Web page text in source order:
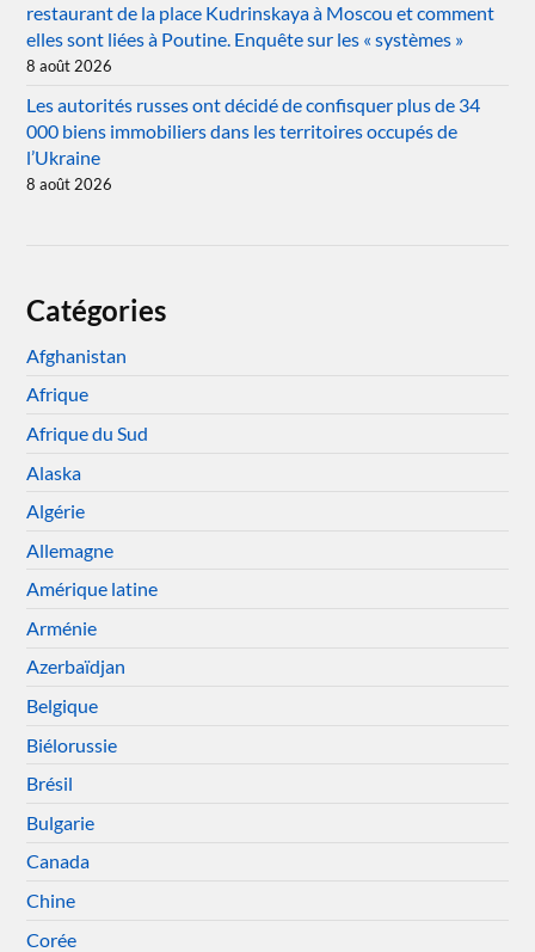
restaurant de la place Kudrinskaya à Moscou et comment
elles sont liées à Poutine. Enquête sur les « systèmes »
8 août 2026
Les autorités russes ont décidé de confisquer plus de 34
000 biens immobiliers dans les territoires occupés de
l’Ukraine
8 août 2026
Catégories
Afghanistan
Afrique
Afrique du Sud
Alaska
Algérie
Allemagne
Amérique latine
Arménie
Azerbaïdjan
Belgique
Biélorussie
Brésil
Bulgarie
Canada
Chine
Corée